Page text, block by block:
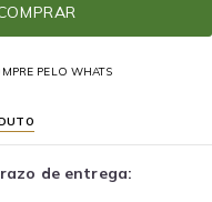
PELO WHATS
de entrega: